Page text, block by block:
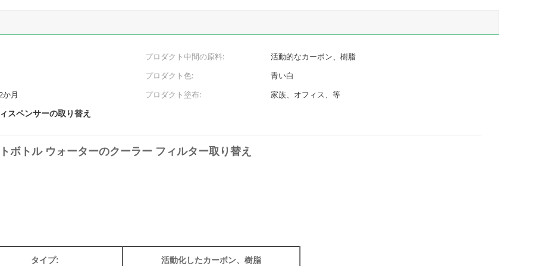
プロダクト中間の原料:
活動的なカーボン、樹脂
プロダクト色:
青い白
月
プロダクト塗布: 家族、オフィス、等
スペンサーの取り替え
ボトル ウォーターのクーラー フィルター取り替え
タイプ: 活動化したカーボン、樹脂